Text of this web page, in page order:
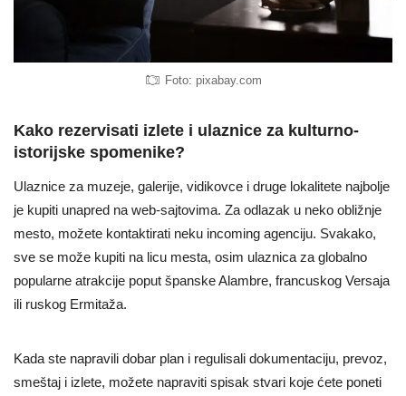
Foto: pixabay.com
Kako rezervisati izlete i ulaznice za kulturno-
istorijske spomenike?
Ulaznice za muzeje, galerije, vidikovce i druge lokalitete najbolje
je kupiti unapred na web-sajtovima. Za odlazak u neko obližnje
mesto, možete kontaktirati neku incoming agenciju. Svakako,
sve se može kupiti na licu mesta, osim ulaznica za globalno
popularne atrakcije poput španske Alambre, francuskog Versaja
ili ruskog Ermitaža.
Kada ste napravili dobar plan i regulisali dokumentaciju, prevoz,
smeštaj i izlete, možete napraviti spisak stvari koje ćete poneti